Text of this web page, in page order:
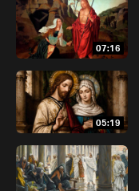
07:16
05:19